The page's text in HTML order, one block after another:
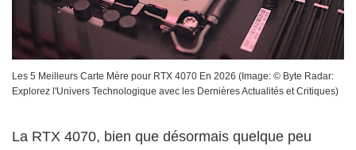
Les 5 Meilleurs Carte Mère pour RTX 4070 En 2026 (Image: © Byte Radar:
Explorez l'Univers Technologique avec les Dernières Actualités et Critiques)
La RTX 4070, bien que désormais quelque peu